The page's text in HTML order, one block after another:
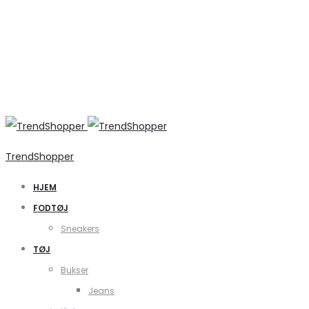
TrendShopper
HJEM
FODTØJ
Sneakers
TØJ
Bukser
Jeans